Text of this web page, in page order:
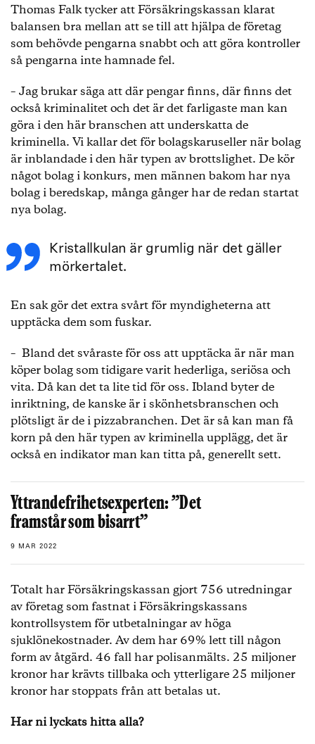
Thomas Falk tycker att Försäkringskassan klarat
balansen bra mellan att se till att hjälpa de företag
som behövde pengarna snabbt och att göra kontroller
så pengarna inte hamnade fel.
– Jag brukar säga att där pengar finns, där finns det
också kriminalitet och det är det farligaste man kan
göra i den här branschen att underskatta de
kriminella. Vi kallar det för bolagskaruseller när bolag
är inblandade i den här typen av brottslighet. De kör
något bolag i konkurs, men männen bakom har nya
bolag i beredskap, många gånger har de redan startat
nya bolag.
Kristallkulan är grumlig när det gäller
mörkertalet.
En sak gör det extra svårt för myndigheterna att
upptäcka dem som fuskar.
– Bland det svåraste för oss att upptäcka är när man
köper bolag som tidigare varit hederliga, seriösa och
vita. Då kan det ta lite tid för oss. Ibland byter de
inriktning, de kanske är i skönhetsbranschen och
plötsligt är de i pizzabranchen. Det är så kan man få
korn på den här typen av kriminella upplägg, det är
också en indikator man kan titta på, generellt sett.
Yttrandefrihetsexperten: ”Det
framstår som bisarrt”
9 MAR 2022
Totalt har Försäkringskassan gjort 756 utredningar
av företag som fastnat i Försäkringskassans
kontrollsystem för utbetalningar av höga
sjuklönekostnader. Av dem har 69% lett till någon
form av åtgärd. 46 fall har polisanmälts. 25 miljoner
kronor har krävts tillbaka och ytterligare 25 miljoner
kronor har stoppats från att betalas ut.
Har ni lyckats hitta alla?